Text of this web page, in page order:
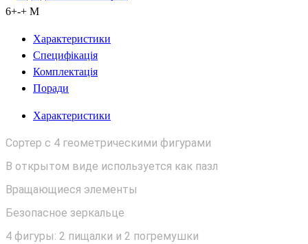
6+-+ M
Характеристики
Специфікація
Комплектація
Поради
Характеристики
Сортер с 4 геометрическими фигурами
В открытом виде используется как пазл
Вращающиеся элементы
Безопасное зеркальце
4 фигуры: 2 пищалки и 2 погремушки